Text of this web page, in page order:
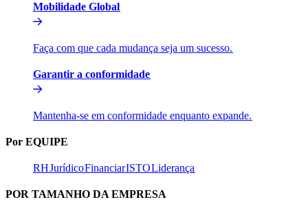
Mobilidade Global​​
Faça com que cada mudança seja um sucesso.​​
Garantir a conformidade​​
Mantenha-se em conformidade enquanto expande.​​
Por EQUIPE​​
RH​​Jurídico​​Financiar​​ISTO​​Liderança​​
POR TAMANHO DA EMPRESA​​